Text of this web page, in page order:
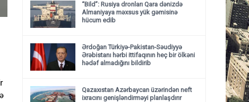
“Bild”: Rusiya dronları Qara dənizdə
Almaniyaya məxsus yük gəmisinə
hücum edib
Ərdoğan Türkiyə-Pakistan-Səudiyyə
Ərəbistanı hərbi ittifaqının heç bir ölkəni
hədəf almadığını bildirib
Qazaxıstan Azərbaycan üzərindən neft
ixracını genişləndirməyi planlaşdırır